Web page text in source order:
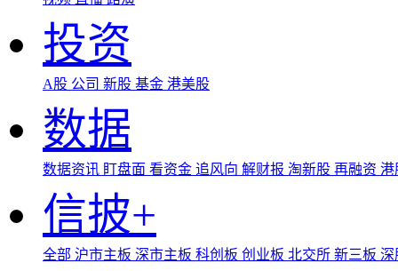
投资
A股 公司 新股 基金 港美股
数据
数据资讯 盯盘面 看资金 追风向 解财报 淘新股 再融资
信披+
全部 沪市主板 深市主板 科创板 创业板 北交所 新三板